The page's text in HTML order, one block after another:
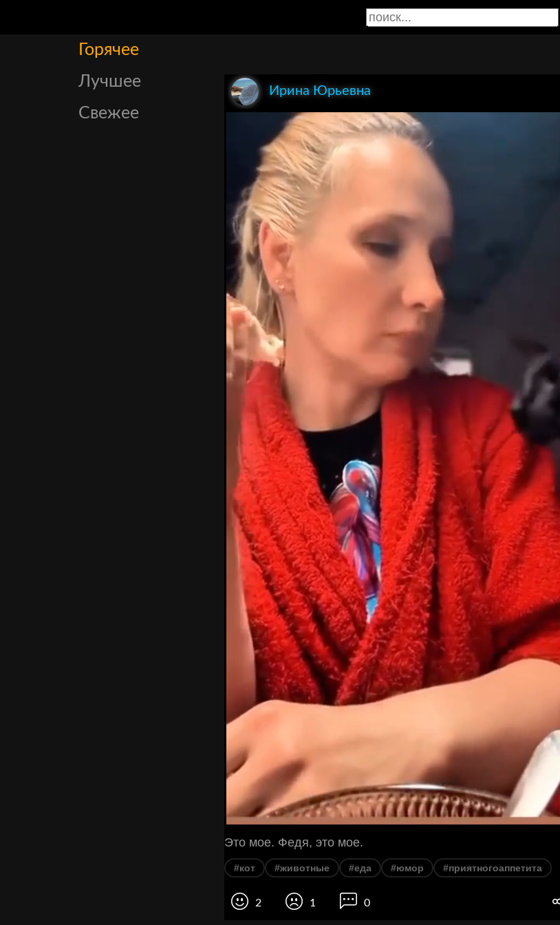
Горячее
Лучшее
Свежее
Ирина Юрьевна
Это мое. Федя, это мое.
#кот #животные #еда #юмор #приятногоаппетита
2 1 0